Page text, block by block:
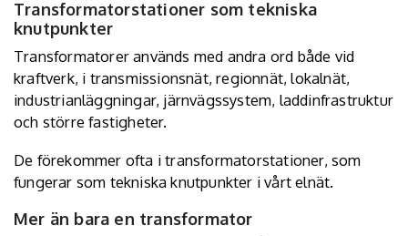
Transformatorstationer som tekniska
knutpunkter
Transformatorer används med andra ord både vid
kraftverk, i transmissionsnät, regionnät, lokalnät,
industrianläggningar, järnvägssystem, laddinfrastruktur
och större fastigheter.
De förekommer ofta i transformatorstationer, som
fungerar som tekniska knutpunkter i vårt elnät.
Mer än bara en transformator